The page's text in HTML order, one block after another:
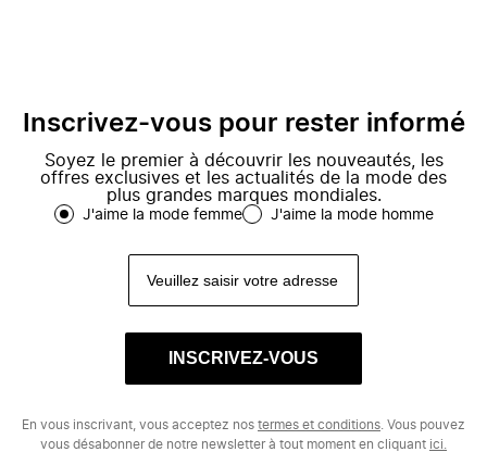
Inscrivez-vous pour rester informé
Soyez le premier à découvrir les nouveautés, les
offres exclusives et les actualités de la mode des
plus grandes marques mondiales.
J'aime la mode femme J'aime la mode homme
INSCRIVEZ-VOUS
En vous inscrivant, vous acceptez nos termes et conditions . Vous pouvez
vous désabonner de notre newsletter à tout moment en cliquant ici.